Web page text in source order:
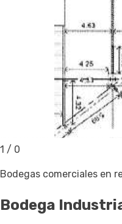
1 / 0
Bodegas comerciales en
Bodega